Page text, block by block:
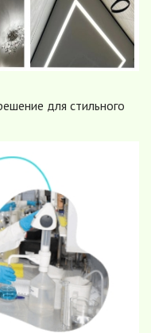
для стильного